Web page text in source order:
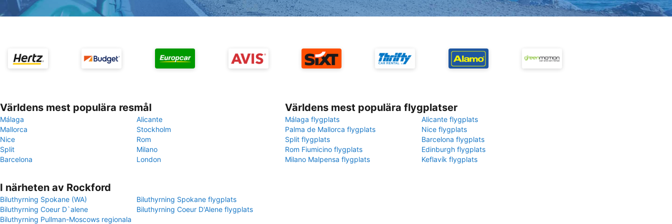
Världens mest populära resmål
Málaga
Alicante
Mallorca
Stockholm
Nice
Rom
Split
Milano
Barcelona
London
Världens mest populära flygplatser
Málaga flygplats
Alicante flygplats
Palma de Mallorca flygplats
Nice flygplats
Split flygplats
Barcelona flygplats
Rom Fiumicino flygplats
Edinburgh flygplats
Milano Malpensa flygplats
Keflavík flygplats
I närheten av Rockford
Biluthyrning Spokane (WA)
Biluthyrning Spokane flygplats
Biluthyrning Coeur D`alene
Biluthyrning Coeur D'Alene flygplats
Biluthyrning Pullman-Moscows regionala